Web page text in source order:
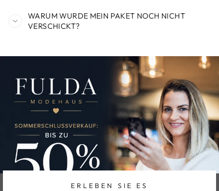
WARUM WURDE MEIN PAKET NOCH NICHT
VERSCHICKT?
ERLEBEN SIE ES